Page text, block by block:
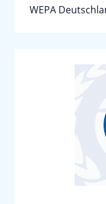
WEPA